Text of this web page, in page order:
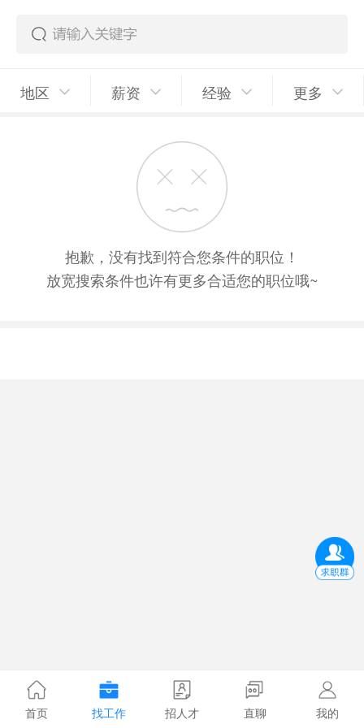
地区 薪资 经验 更多
抱歉，没有找到符合您条件的职位！
放宽搜索条件也许有更多合适您的职位哦~
首页 找工作 招人才 直聊 我的